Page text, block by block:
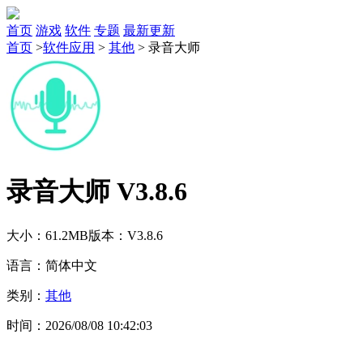
首页 游戏 软件 专题 最新更新
首页 >软件应用 > 其他 > 录音大师
录音大师 V3.8.6
大小：61.2MB版本：V3.8.6
语言：简体中文
类别： 其他
时间：2026/08/08 10:42:03